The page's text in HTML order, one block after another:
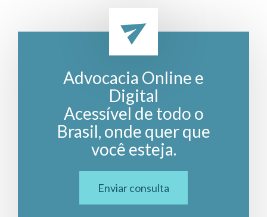
Advocacia Online e
Digital
Acessível de todo o
Brasil, onde quer que
você esteja.
Enviar consulta